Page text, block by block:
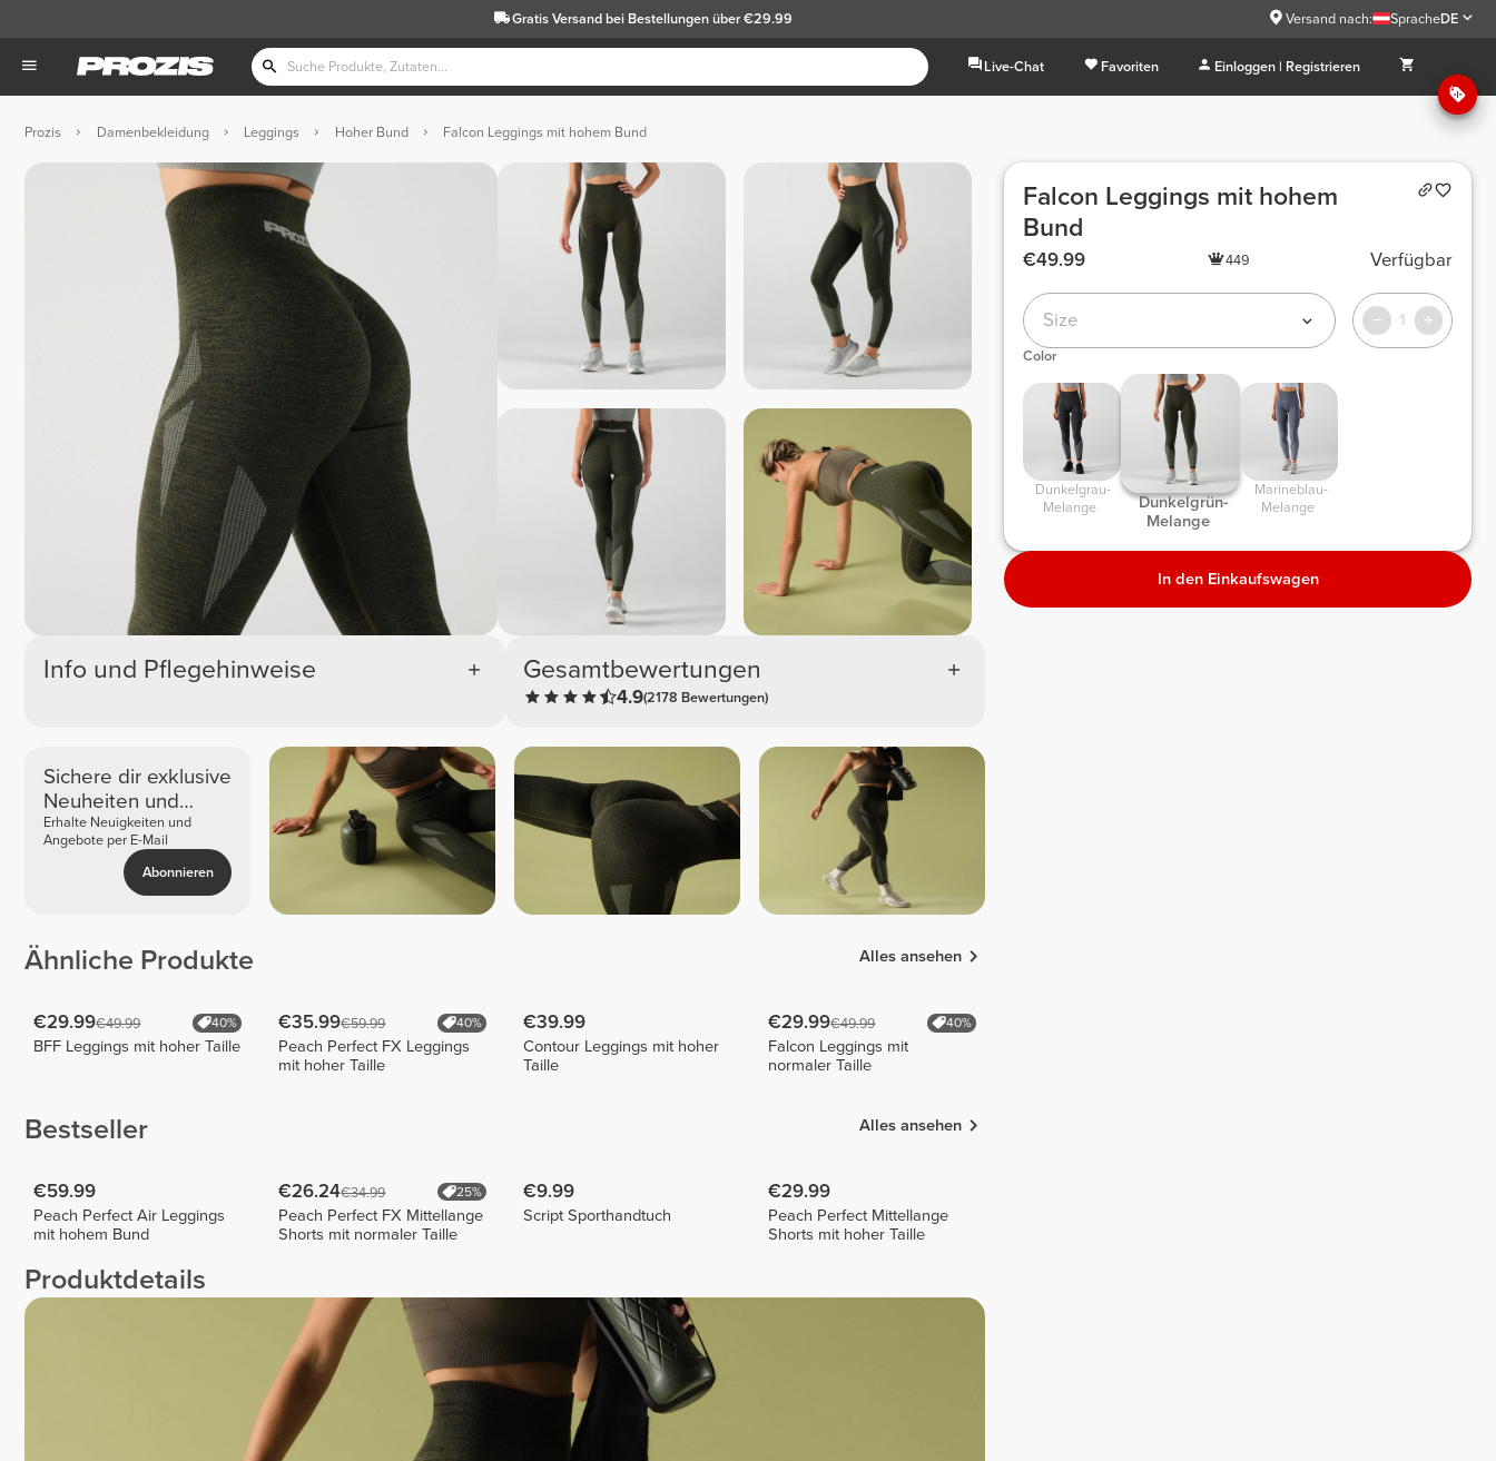
Gratis Versandbei Bestellungen über €29.99 Versand nach: SpracheDE
Live-Chat Favoriten Einloggen | Registrieren
Prozis Damenbekleidung Leggings Hoher Bund Falcon Leggings mit hohem Bund
Info und Pflegehinweise Gesamtbewertungen
4.9(2178 Bewertungen)
Sichere dir exklusive
Neuheiten und
Angebote
Erhalte Neuigkeiten und
Angebote per E-Mail
Abonnieren
Ähnliche Produkte Alles ansehen
€29.99€49.99 40%
BFF Leggings mit hoher Taille
€35.99€59.99 40%
Peach Perfect FX Leggings
mit hoher Taille
€39.99
Contour Leggings mit hoher
Taille
€29.99€49.99 40%
Falcon Leggings mit
normaler Taille
Bestseller Alles ansehen
€59.99
Peach Perfect Air Leggings
mit hohem Bund
€26.24€34.99 25%
Peach Perfect FX Mittellange
Shorts mit normaler Taille
€9.99
Script Sporthandtuch
€29.99
Peach Perfect Mittellange
Shorts mit hoher Taille
Produktdetails
Falcon Leggings mit hohem
Bund
€49.99 449 Verfügbar
Size 1
Color
Melange
Dunkelgrün-
Melange
Melange
In den Einkaufswagen